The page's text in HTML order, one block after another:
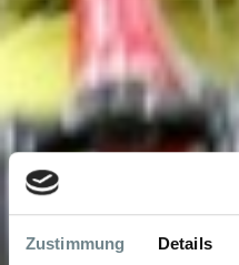
Zustimmung Details